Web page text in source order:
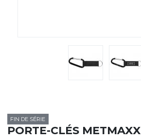
MARQUES & CERTIFICATS
FIN DE SÉRIE
PORTE-CLÉS METMAXX